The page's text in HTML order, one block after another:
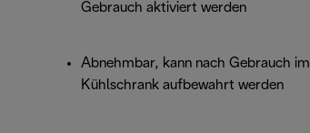
Gebrauch aktiviert werden
Abnehmbar, kann nach Gebrauch im
Kühlschrank aufbewahrt werden